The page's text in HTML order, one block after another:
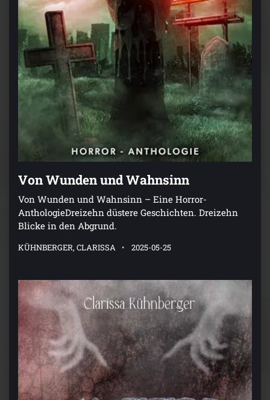
Von Wunden und Wahnsinn
Von Wunden und Wahnsinn – Eine Horror-
AnthologieDreizehn düstere Geschichten. Dreizehn
Blicke in den Abgrund.
KÜHNBERGER, CLARISSA 2025-05-25